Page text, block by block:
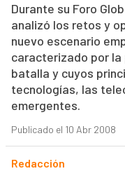
Durante su Foro
analizó los retos y
nuevo escenario
caracterizado por la
batalla y cuyos
tecnologías, las
emergentes.
Publicado el 10 Abr 2008
Redacción